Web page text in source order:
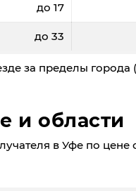
до 17
до 33
за пределы города
и области
в Уфе по цене